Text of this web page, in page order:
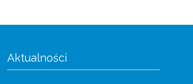
Aktualności